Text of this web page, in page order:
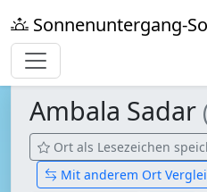
Sonnenuntergang-
Ambala Sadar
Ort als Lesezeichen
Mit anderem Ort